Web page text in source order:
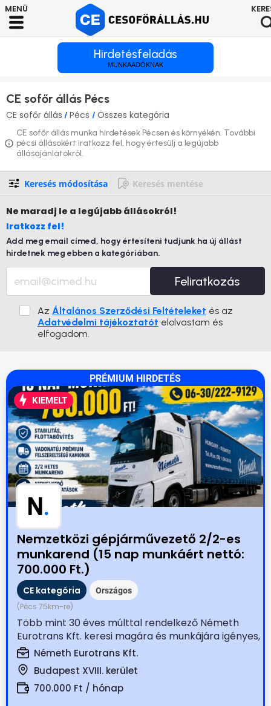
Hirdetésfeladás
MUNKAADÓKNAK
CE sofőr állás Pécs
CE sofőr állás / Pécs / Összes kategória
CE sofőr állás munka hirdetések Pécsen és környékén. További
pécsi állásokért iratkozz fel, hogy értesülj a legújabb
állásajánlatokról.
Keresés módosítása Keresés mentése
Ne maradj le a legújabb állásokról!
Iratkozz fel!
Add meg email címed, hogy értesíteni tudjunk ha új állást
hirdetnek meg ebben a kategóriában.
Feliratkozás
Az Általános Szerződési Feltételeket és az
Adatvédelmi tájékoztatót elolvastam és
elfogadom.
PRÉMIUM HIRDETÉS
KIEMELT
N.
Nemzetközi gépjárművezető 2/2-es
munkarend (15 nap munkáért nettó:
700.000 Ft.)
CE kategória Országos
(Pécs 75km-re)
Több mint 30 éves múlttal rendelkező Németh
Eurotrans Kft. keresi magára és munkájára igényes,
tapasztalt...
Németh Eurotrans Kft.
Budapest XVIII. kerület
700.000 Ft / hónap